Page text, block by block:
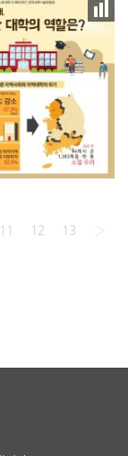
11 12 13 ›